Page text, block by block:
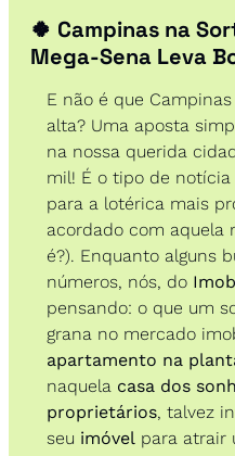
🍀 Campinas na
Mega-Sena Leva
E não é que
alta? Uma aposta
na nossa querida
mil! É o tipo de
para a lotérica mais
acordado com aquela
é?). Enquanto alguns
números, nós, do
pensando: o que um
apartamento na
naquela casa dos
proprietários, talvez
seu imóvel para atrair